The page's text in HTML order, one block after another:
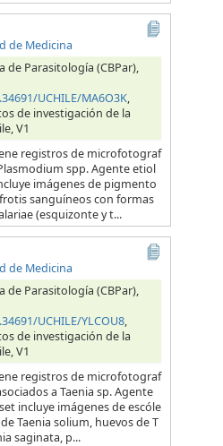
de Medicina
de Parasitología (CBPar),
UCHILE/MA6O3K,
de investigación de la
V1
registros de microfotograf
spp. Agente etiol
imágenes de pigmento
sanguíneos con formas
(esquizonte y t...
de Medicina
de Parasitología (CBPar),
UCHILE/YLCOU8,
de investigación de la
V1
registros de microfotograf
a Taenia sp. Agente
incluye imágenes de escóle
Taenia solium, huevos de T
saginata, p...